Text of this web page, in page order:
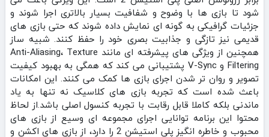
شود تا بازی‌ ها با وضوح و شفافیت بسیار بالاتری اجرا شوند و
جزئیات گرافیکی به گونه‌ ای نمایش داده شوند که حتی بازی‌ های
قدیمی نیز تازگی و جذابیت بصری خود را حفظ کنند. شبیه‌ ساز
همچنین از ویژگی‌ های پیشرفته‌ ای مانند Anti-Aliasing، Texture
Filtering و V-Sync پشتیبانی می‌ کند که همگی به بهبود کیفیت
تصویر و روان‌ تر شدن اجرای بازی‌ ها کمک می‌ کنند. این امکانات
باعث شده است که تجربه بازی‌ های کلاسیک نه تنها به یاد
ماندنی بلکه کاملا قابل رقابت با تجربه کنسول اصلی باشد.از لحاظ
محتوا این برنامه توانایی اجرای مجموعه‌ ای وسیع از بازی‌ های
محبوب و خاطره‌ انگیز پلی‌ استیشن 2 را دارد، از بازی‌ های اکشن و